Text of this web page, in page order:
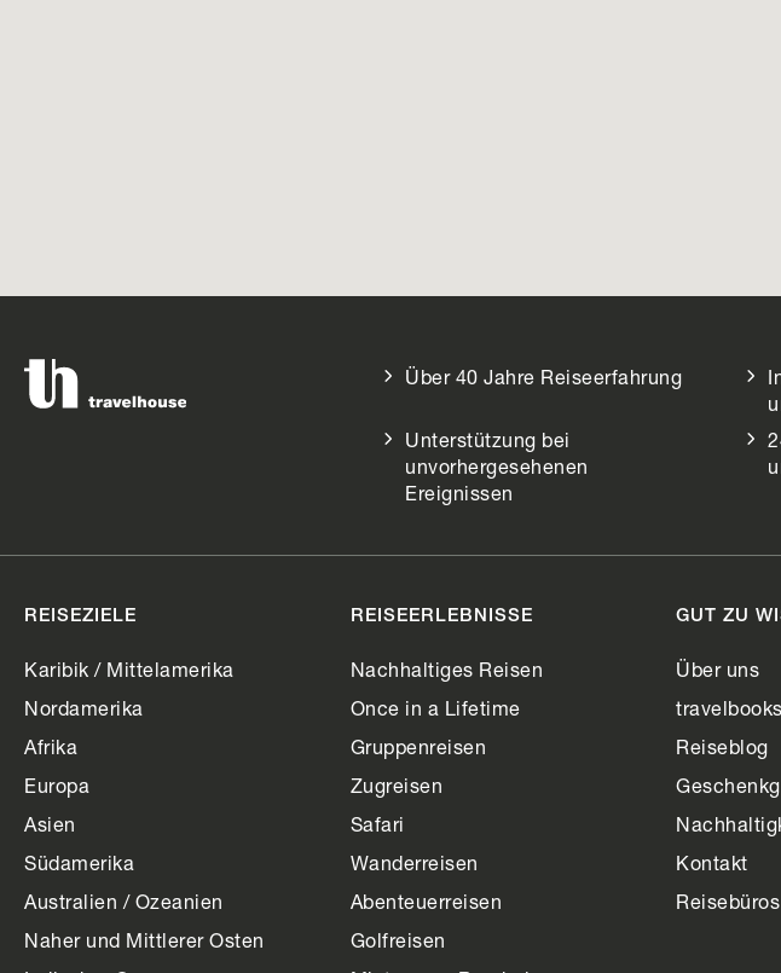
Über 40 Jahre Reiseerfahrung
Unterstützung bei
unvorhergesehenen
Ereignissen
REISEZIELE
Karibik / Mittelamerika
Nordamerika
Afrika
Europa
Asien
Südamerika
Australien / Ozeanien
Naher und Mittlerer Osten
REISEERLEBNISSE
Nachhaltiges Reisen
Once in a Lifetime
Gruppenreisen
Zugreisen
Safari
Wanderreisen
Abenteuerreisen
Golfreisen
GUT ZU
Über uns
travelbooks
Reiseblog
Kontakt
Reisebüros